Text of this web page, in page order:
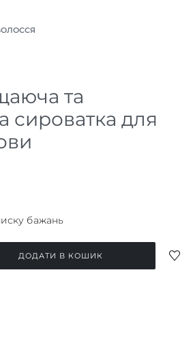
та
сироватка для
бажань
ДОДАТИ В КОШИК